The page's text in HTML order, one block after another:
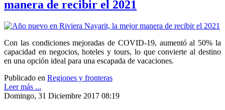
manera de recibir el 2021
Con las condiciones mejoradas de COVID-19, aumentó al 50% la
capacidad en negocios, hoteles y tours, lo que convierte al destino
en una opción ideal para una escapada de vacaciones.
Publicado en Regiones y fronteras
Leer más ...
Domingo, 31 Diciembre 2017 08:19